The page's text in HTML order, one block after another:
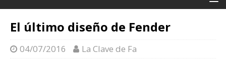
El último diseño de Fender
04/07/2016 La Clave de Fa